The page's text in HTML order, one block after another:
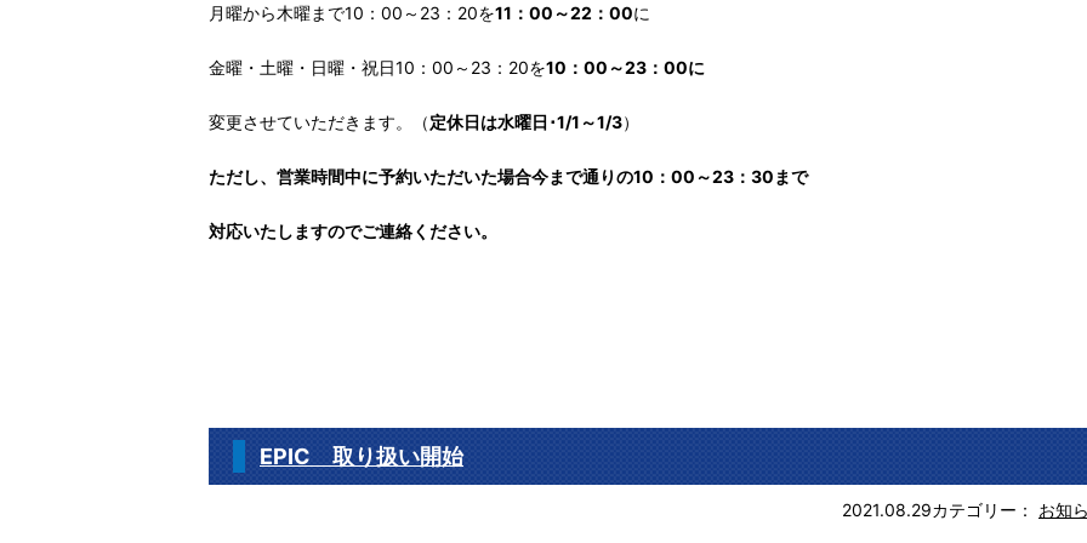
月曜から木曜まで10：00～23：20を11：00～22：00に
金曜・土曜・日曜・祝日10：00～23：20を10：00～23：00に
変更させていただきます。（定休日は水曜日･1/1～1/3）
ただし、営業時間中に予約いただいた場合今まで通りの10：00～23：30まで
対応いたしますのでご連絡ください。
EPIC 取り扱い開始
2021.08.29カテゴリー： お知